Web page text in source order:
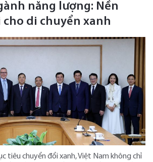
năng lượng: Nền
di chuyển xanh
tiêu chuyển đổi xanh, Việt Nam không chỉ